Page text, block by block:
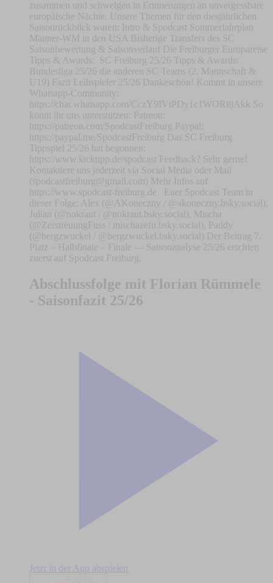
zusammen und schwelgen in Erinnerungen an unvergessbare
europäische Nächte. Unsere Themen für den diesjährlichen
Saisonrückblick waren: Intro & Spodcast Sommerfahrplan
Männer-WM in den USA Bisherige Transfers des SC
Saisonbewertung & Saisonverlauf Die Freiburger Europareise
Tipps & Awards: SC Freiburg 25/26 Tipps & Awards:
Bundesliga 25/26 die anderen SC Teams (2. Mannschaft &
U19) Fazit Leihspieler 25/26 Dankeschön! Kommt in unsere
Whatsapp-Community:
https://chat.whatsapp.com/CczY9IVtPDy1c1WOR8jAkk So
könnt ihr uns unterstützen: Patreon:
https://patreon.com/SpodcastFreiburg Paypal:
https://paypal.me/SpodcastFreiburg Das SC Freiburg
Tippspiel 25/26 hat begonnen:
https://www.kicktipp.de/spodcast Feedback? Sehr gerne!
Kontaktiere uns jederzeit via Social Media oder Mail
(spodcastfreiburg@gmail.com ) Mehr Infos auf
https://www.spodcast-freiburg.de Euer Spodcast Team in
dieser Folge: Alex (@AKoneczny / @akoneczny.bsky.social),
Julian (@nokraut / @nokraut.bsky.social), Mischa
(@ZerstreuungFuss / mischazefu.bsky.social), Paddy
(@bergzwuckel / @bergzwuckel.bsky.social) Der Beitrag 7.
Platz – Halbfinale – Finale — Saisonanalyse 25/26 erschien
zuerst auf Spodcast Freiburg.
Abschlussfolge mit Florian Rümmele
- Saisonfazit 25/26
Jetzt in der App abspielen